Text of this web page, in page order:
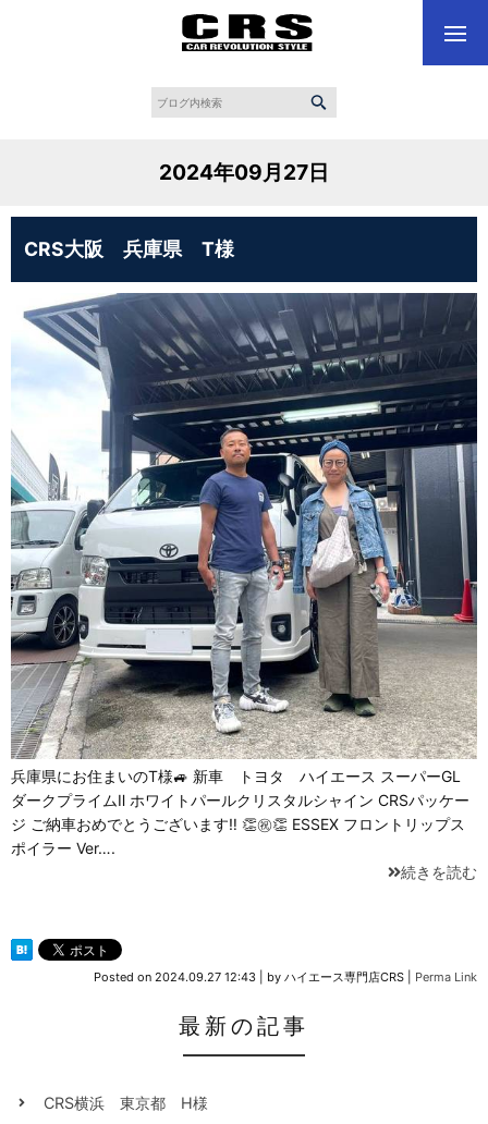
2024年09月27日
CRS大阪 兵庫県 T様
兵庫県にお住まいのT様🚙 新車 トヨタ ハイエース スーパーGL
ダークプライムⅡ ホワイトパールクリスタルシャイン CRSパッケー
ジ ご納車おめでとうございます‼ 👏㊗👏 ESSEX フロントリップス
ポイラー Ver….
続きを読む
Posted on 2024.09.27 12:43 by ハイエース専門店CRS Perma Link
最新の記事
CRS横浜 東京都 H様